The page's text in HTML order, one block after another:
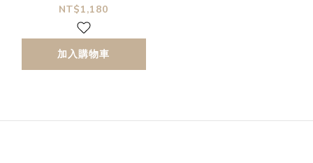
NT$1,180
加入購物車